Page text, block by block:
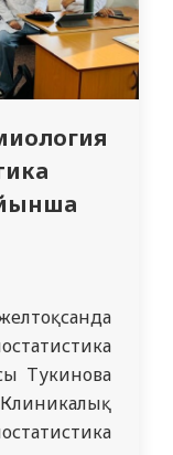
Тукинова